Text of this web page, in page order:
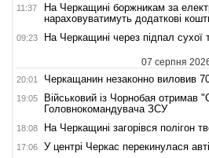
11:37
На Черкащині боржникам за
нараховуватимуть додаткові
09:23 На Черкащині через підпал сухої
07 серпня
20:01 Черкащанин незаконно виловив
19:05
Військовий із Чорнобая отримав
Головнокомандувача ЗСУ
18:08 На Черкащині загорівся полігон
17:06 У центрі Черкас перекинулася